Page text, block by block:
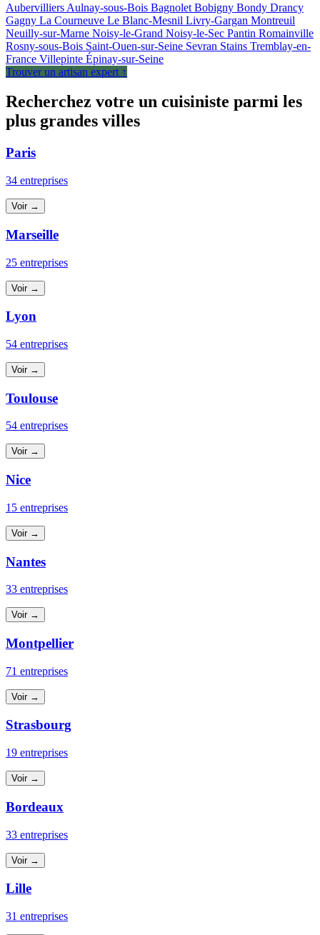
Aubervilliers Aulnay-sous-Bois Bagnolet Bobigny Bondy Drancy
Gagny La Courneuve Le Blanc-Mesnil Livry-Gargan Montreuil
Neuilly-sur-Marne Noisy-le-Grand Noisy-le-Sec Pantin Romainville
Rosny-sous-Bois Saint-Ouen-sur-Seine Sevran Stains Tremblay-en-
France Villepinte Épinay-sur-Seine
Trouver un artisan expert ↑
Recherchez votre un cuisiniste parmi les
plus grandes villes
Paris
34 entreprises
Voir →
Marseille
25 entreprises
Voir →
Lyon
54 entreprises
Voir →
Toulouse
54 entreprises
Voir →
Nice
15 entreprises
Voir →
Nantes
33 entreprises
Voir →
Montpellier
71 entreprises
Voir →
Strasbourg
19 entreprises
Voir →
Bordeaux
33 entreprises
Voir →
Lille
31 entreprises